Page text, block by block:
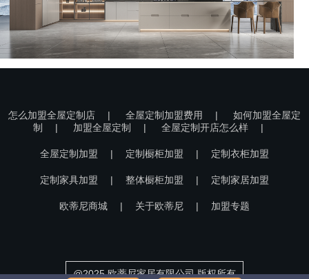
怎么加盟全屋定制店 | 全屋定制加盟费用 |
如何加盟全屋定
制
| 加盟全屋定制 | 全屋定制开店怎么样 |
全屋定制加盟 | 定制橱柜加盟 | 定制衣柜加盟
定制家具加盟 | 整体橱柜加盟 | 定制家居加盟
欧蒂尼商城 | 关于欧蒂尼 | 加盟专题
@2025 欧蒂尼家居有限公司 版权所有